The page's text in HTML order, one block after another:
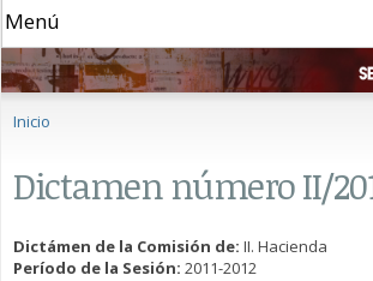
Inicio
Dictamen número II/
Dictámen de la Comisión de: II. Hacienda
Período de la Sesión: 2011-2012